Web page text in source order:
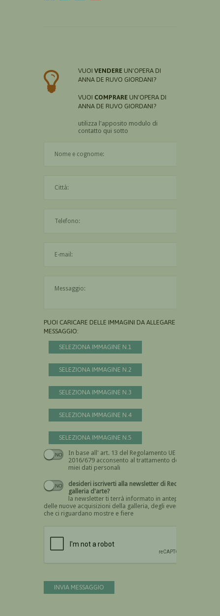
VUOI VENDERE UN'OPERA DI
ANNA DE RUVO GIORDANI?
VUOI COMPRARE UN'OPERA DI
ANNA DE RUVO GIORDANI?
utilizza l'apposito modulo di
contatto qui sotto
PUOI CARICARE DELLE IMMAGINI DA ALLEGARE AL
MESSAGGIO:
SELEZIONA IMMAGINE N.1
SELEZIONA IMMAGINE N.2
SELEZIONA IMMAGINE N.3
SELEZIONA IMMAGINE N.4
SELEZIONA IMMAGINE N.5
In base all' art. 13 del Regolamento UE n.
2016/679 acconsento al trattamento dei
miei dati personali
Devi dare il consenso
desideri iscriverti alla newsletter di Recta
galleria d'arte?
la newsletter ti terrà informato in anteprima
delle nuove acquisizioni della galleria, degli eventi
che ci riguardano mostre e fiere
INVIA MESSAGGIO